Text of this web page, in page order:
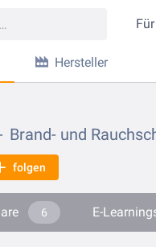
Für
Hersteller
Brand- und
folgen
6 E-